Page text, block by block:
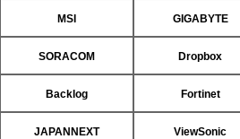
MSI GIGABYTE
SORACOM Dropbox
Backlog Fortinet
JAPANNEXT ViewSonic